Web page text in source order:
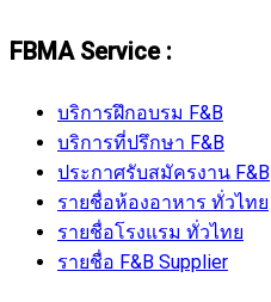
FBMA Service :
บริการฝึกอบรม F&B
บริการที่ปรึกษา F&B
ประกาศรับสมัครงาน F&B
รายชื่อห้องอาหาร ทั่วไทย
รายชื่อโรงแรม ทั่วไทย
รายชื่อ F&B Supplier